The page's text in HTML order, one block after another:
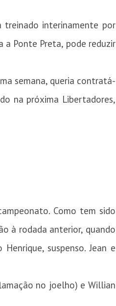
treinado interinamente por
a Ponte Preta, pode reduzir
semana, queria contratá-
na próxima Libertadores,
Como tem sido
à rodada anterior, quando
suspenso. Jean e
no joelho) e Willian